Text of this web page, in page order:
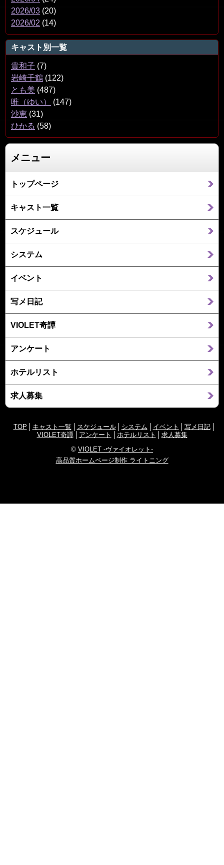
2026/03 (20)
2026/02 (14)
キャスト別一覧
貴和子 (7)
岩崎千鶴 (122)
とも美 (487)
唯（ゆい）
(147)
沙恵 (31)
ひかる (58)
メニュー
トップページ
キャスト一覧
スケジュール
システム
イベント
写メ日記
VIOLET奇譚
アンケート
ホテルリスト
求人募集
TOP キャスト一覧 スケジュール システム イベント
写メ日記
VIOLET奇譚
アンケート ホテルリスト
求人募集
© VIOLET -ヴァイオレット-
高品質ホームページ制作 ライトニング